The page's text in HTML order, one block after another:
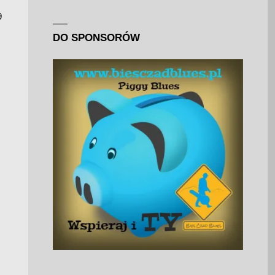
DO SPONSORÓW